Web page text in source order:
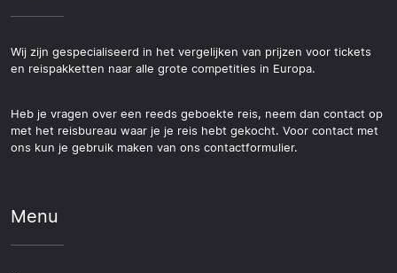
Wij zijn gespecialiseerd in het vergelijken van prijzen voor tickets
en reispakketten naar alle grote competities in Europa.
Heb je vragen over een reeds geboekte reis, neem dan contact op
met het reisbureau waar je je reis hebt gekocht. Voor contact met
ons kun je gebruik maken van ons contactformulier.
Menu